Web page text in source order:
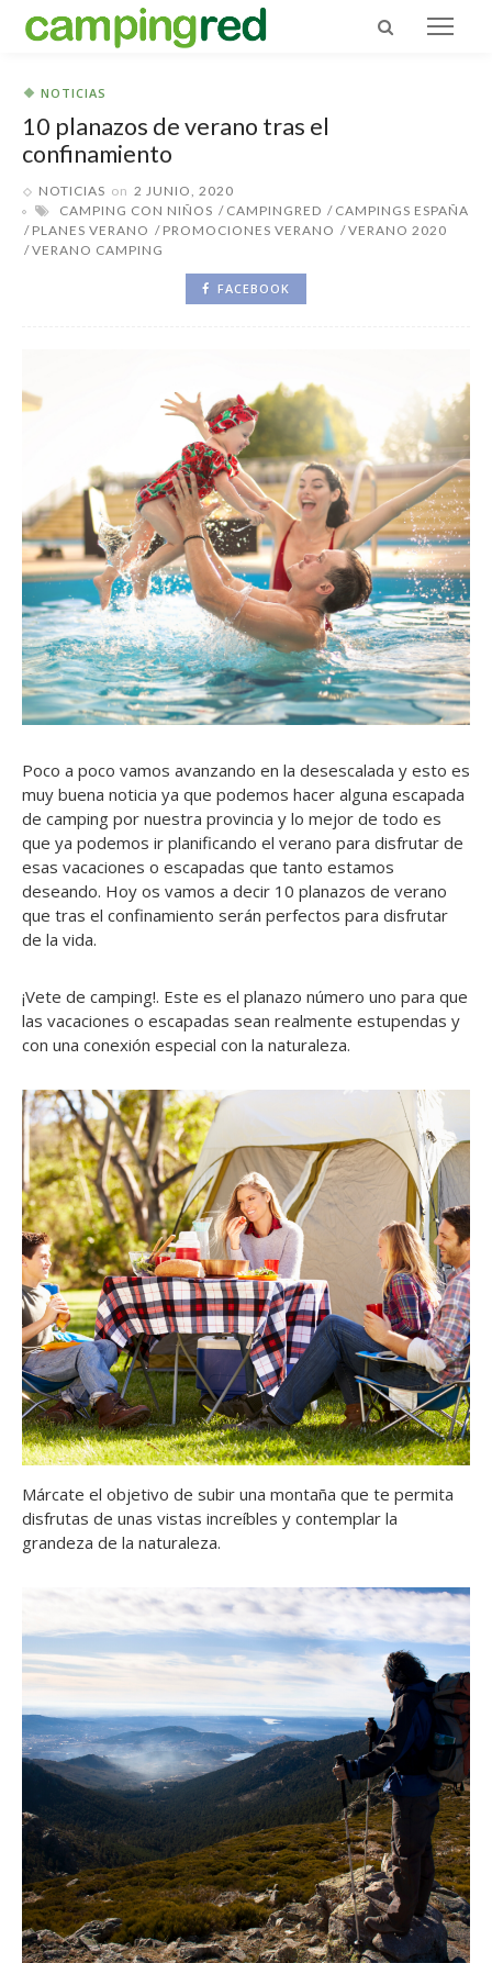
NOTICIAS
10 planazos de verano tras el
confinamiento
NOTICIAS on 2 JUNIO, 2020
CAMPING CON NIÑOS
CAMPINGRED
CAMPINGS ESPAÑA
PLANES VERANO
PROMOCIONES VERANO
VERANO 2020
VERANO CAMPING
FACEBOOK
Poco a poco vamos avanzando en la desescalada y esto es
muy buena noticia ya que podemos hacer alguna escapada
de camping por nuestra provincia y lo mejor de todo es
que ya podemos ir planificando el verano para disfrutar de
esas vacaciones o escapadas que tanto estamos
deseando. Hoy os vamos a decir 10 planazos de verano
que tras el confinamiento serán perfectos para disfrutar
de la vida.
¡Vete de camping!. Este es el planazo número uno para que
las vacaciones o escapadas sean realmente estupendas y
con una conexión especial con la naturaleza.
Márcate el objetivo de subir una montaña que te permita
disfrutas de unas vistas increíbles y contemplar la
grandeza de la naturaleza.